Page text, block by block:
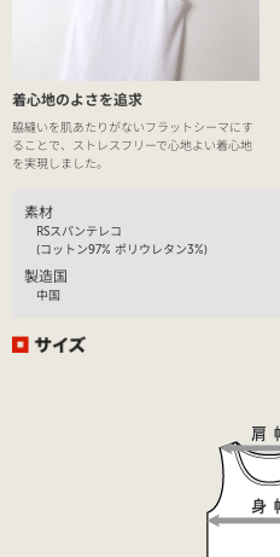
着心地のよさを追求
脇縫いを肌あたりがないフラットシーマにす
ることで、ストレスフリーで心地よい着心地
を実現しました。
素材
RSスパンテレコ
(コットン97% ポリウレタン3%)
製造国
中国